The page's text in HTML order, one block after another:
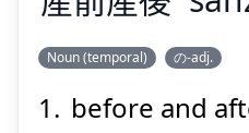
さん
ご
Noun (temporal) の-adj.
before and